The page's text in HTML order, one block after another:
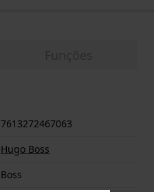
7613272467063
Hugo Boss
Boss